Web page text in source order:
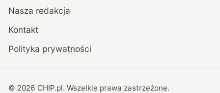
Nasza redakcja
Kontakt
Polityka prywatności
© 2026 CHIP.pl. Wszelkie prawa zastrzeżone.